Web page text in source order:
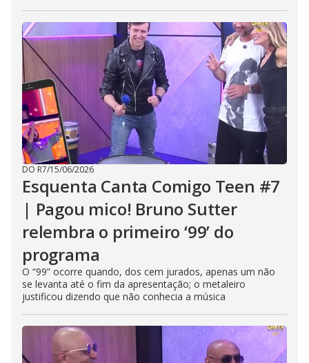
DO R7/15/06/2026
Esquenta Canta Comigo Teen #7
| Pagou mico! Bruno Sutter
relembra o primeiro ‘99’ do
programa
O “99” ocorre quando, dos cem jurados, apenas um não
se levanta até o fim da apresentação; o metaleiro
justificou dizendo que não conhecia a música